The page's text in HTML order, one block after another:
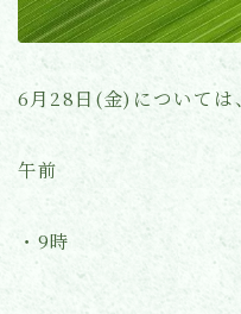
よくあるご質問
お知らせ(ブログ)
6月28日(金)については、
午前
・9時